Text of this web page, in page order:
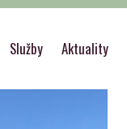
Služby Aktuality